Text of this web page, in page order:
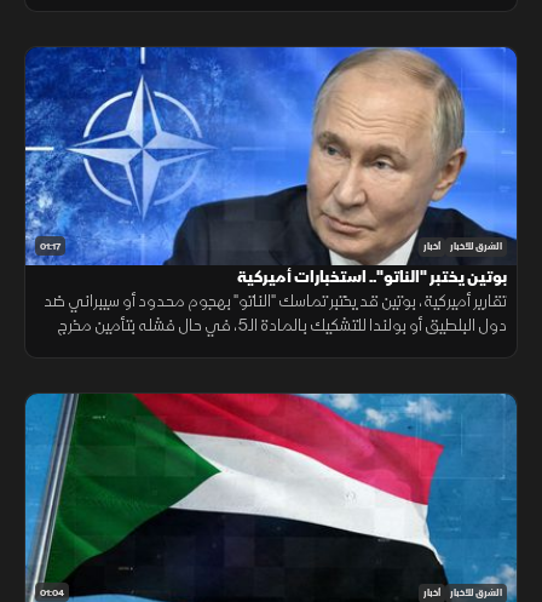
01:17 الشرق للأخبار أخبار
بوتين يختبر "الناتو".. استخبارات أميركية
تقارير أميركية، بوتين قد يختبر تماسك "الناتو" بهجوم محدود أو سيبراني ضد
دول البلطيق أو بولندا للتشكيك بالمادة الـ5، في حال فشله بتأمين مخرج
01:04 الشرق للأخبار أخبار